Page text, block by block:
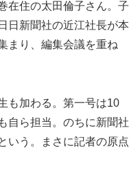
在住の太田倫子さん。子
日新聞社の近江社長が本
まり、編集会議を重ね
も加わる。第一号は10
自ら担当。のちに新聞社
いう。まさに記者の原点